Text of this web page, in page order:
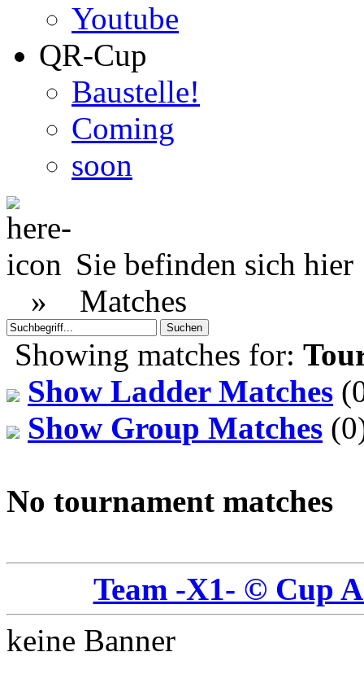
Youtube
QR-Cup
Baustelle!
Coming
soon
Sie befinden sich hier
» Matches
Showing matches for:
Show Ladder Matches
Show Group Matches
No tournament matches
Team -X1- © Cup
keine Banner